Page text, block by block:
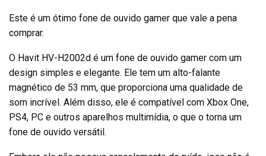
Este é um ótimo fone de ouvido gamer que vale a pena
comprar.
O Havit HV-H2002d é um fone de ouvido gamer com um
design simples e elegante. Ele tem um alto-falante
magnético de 53 mm, que proporciona uma qualidade de
som incrível. Além disso, ele é compatível com Xbox One,
PS4, PC e outros aparelhos multimídia, o que o torna um
fone de ouvido versátil.